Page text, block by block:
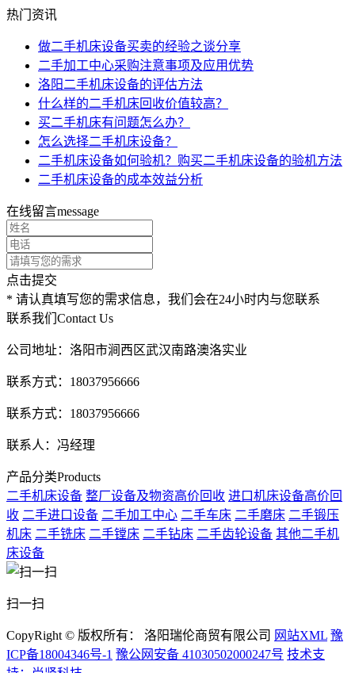
热门资讯
做二手机床设备买卖的经验之谈分享
二手加工中心采购注意事项及应用优势
洛阳二手机床设备的评估方法
什么样的二手机床回收价值较高？
买二手机床有问题怎么办？
怎么选择二手机床设备？
二手机床设备如何验机？购买二手机床设备的验机方法
二手机床设备的成本效益分析
在线留言message
点击提交
* 请认真填写您的需求信息，我们会在24小时内与您联系
联系我们 Contact Us
公司地址：洛阳市涧西区武汉南路澳洛实业
联系方式：18037956666
联系方式：18037956666
联系人：冯经理
产品分类Products
二手机床设备 整厂设备及物资高价回收 进口机床设备高价回
收 二手进口设备 二手加工中心 二手车床 二手磨床 二手锻压
机床 二手铣床 二手镗床 二手钻床 二手齿轮设备 其他二手机
床设备
扫一扫
CopyRight © 版权所有： 洛阳瑞伦商贸有限公司 网站XML 豫
ICP备18004346号-1 豫公网安备 41030502000247号 技术支